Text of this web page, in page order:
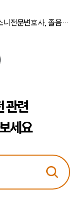
[도로교통법위반, 사고후미조치 불송치] 뺑소니전문변호사, 졸음운전 뺑소니로 회사 문 파손하였으나 경찰 단계에서 불송치 결정
관련
세요